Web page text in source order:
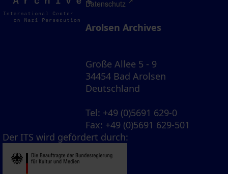
Archives
Datenschutz
Arolsen Archives
Große Allee 5 - 9
34454 Bad Arolsen
Deutschland
Tel: +49 (0)5691 629-0
Fax: +49 (0)5691 629-501
Der ITS wird gefördert durch: